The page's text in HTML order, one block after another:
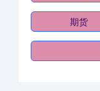
期货